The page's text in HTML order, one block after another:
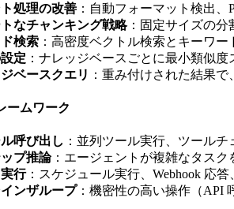
ト処理の改善 ：自動フォーマット検出
なチャンキング戦略：固定サイズの分
検索 ：高密度ベクトル検索とキーワ
定 ：ナレッジベースごとに最小類似
ベースクエリ ：重み付けされた結果
ームワーク
呼び出し ：並列ツール実行、ツール
プ推論：エージェントが複雑なタス
行：スケジュール実行、Webhook 応
ンザループ：機密性の高い操作（API